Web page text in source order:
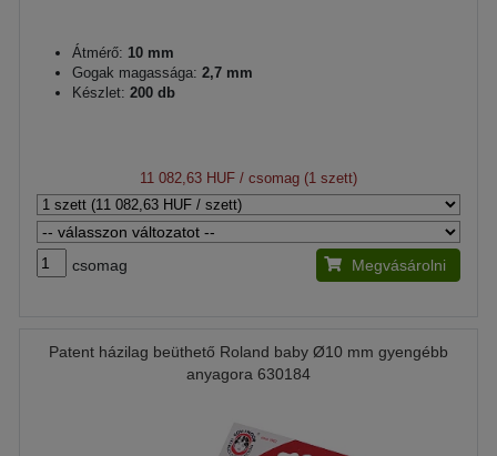
Átmérő: 10 mm
Gogak magassága: 2,7 mm
Készlet: 200 db
11 082,63 HUF / csomag (1 szett)
csomag Megvásárolni
Patent házilag beüthető Roland baby Ø10 mm gyengébb
anyagora 630184